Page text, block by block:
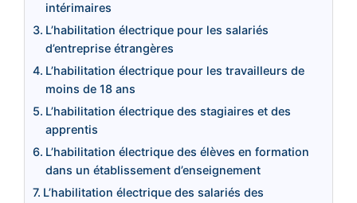
intérimaires
L’habilitation électrique pour les salariés
d’entreprise étrangères
L’habilitation électrique pour les travailleurs de
moins de 18 ans
L’habilitation électrique des stagiaires et des
apprentis
L’habilitation électrique des élèves en formation
dans un établissement d’enseignement
L’habilitation électrique des salariés des